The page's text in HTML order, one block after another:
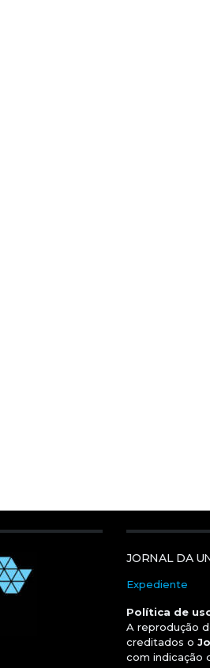
JORNAL DA
Expediente
Política de
A reprodução
creditados o
com indicação